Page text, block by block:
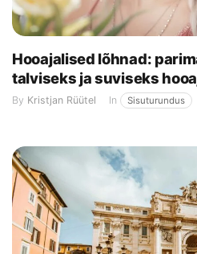
Hooajalised lõhnad:
talviseks ja suviseks
By Kristjan Rüütel In Sisuturundus